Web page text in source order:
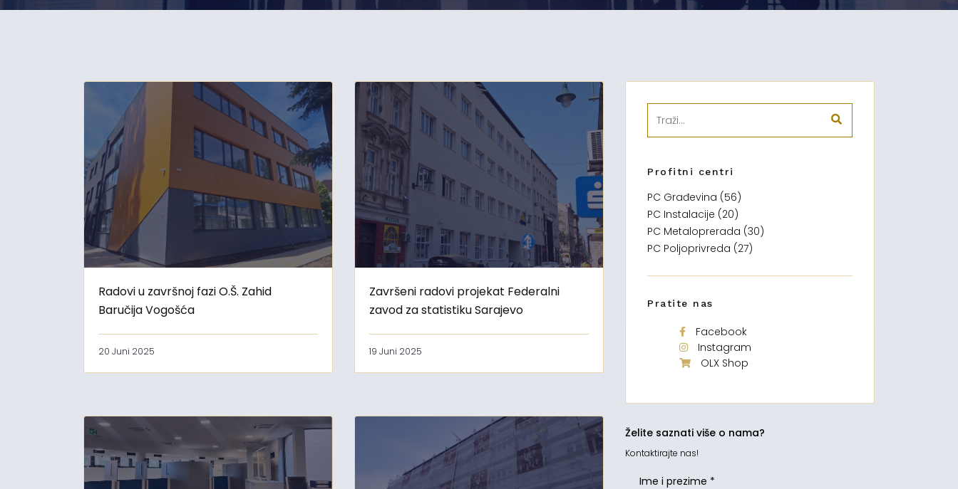
Radovi u završnoj fazi O.Š. Zahid
Baručija Vogošća
20 Juni 2025
Završeni radovi projekat Federalni
zavod za statistiku Sarajevo
19 Juni 2025
Profitni centri
PC Građevina (56)
PC Instalacije (20)
PC Metaloprerada (30)
PC Poljoprivreda (27)
Pratite nas
Facebook
Instagram
OLX Shop
Želite saznati više o nama?
Kontaktirajte nas!
Ime i prezime *